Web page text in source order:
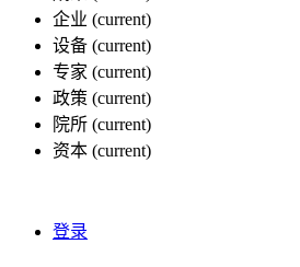
企业 (current)
设备 (current)
专家 (current)
政策 (current)
院所 (current)
资本 (current)
登录